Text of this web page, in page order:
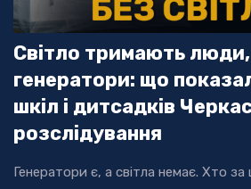
Світло тримають люди,
генератори: що
шкіл і дитсадків
розслідування
Генератори є, а світла немає. Хто за